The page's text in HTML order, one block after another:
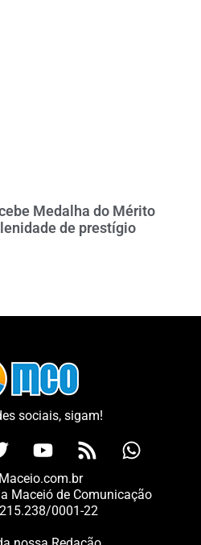
Medalha do Mérito
de prestígio
sociais, sigam!
Maceió de Comunicação
0001-22